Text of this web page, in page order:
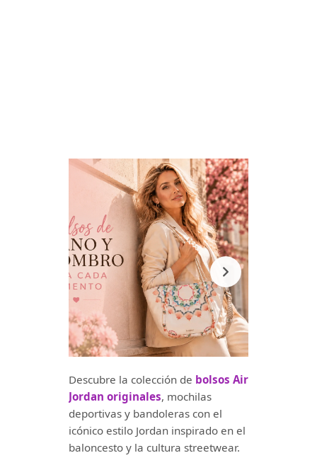
Descubre la colección de bolsos Air
Jordan originales, mochilas
deportivas y bandoleras con el
icónico estilo Jordan inspirado en el
baloncesto y la cultura streetwear.